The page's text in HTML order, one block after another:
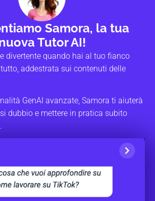
Samora, la tua
Tutor AI!
divertente quando hai al tuo fianco
addestrata sui contenuti delle
GenAI avanzate, Samora ti aiuterà
dubbio e mettere in pratica subito